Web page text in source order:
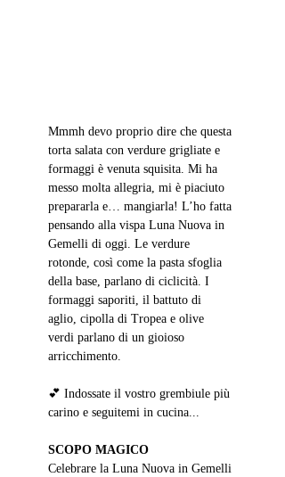
Mmmh devo proprio dire che questa
torta salata con verdure grigliate e
formaggi è venuta squisita. Mi ha
messo molta allegria, mi è piaciuto
prepararla e… mangiarla! L’ho fatta
pensando alla vispa Luna Nuova in
Gemelli di oggi. Le verdure
rotonde, così come la pasta sfoglia
della base, parlano di ciclicità. I
formaggi saporiti, il battuto di
aglio, cipolla di Tropea e olive
verdi parlano di un gioioso
arricchimento.
💕 Indossate il vostro grembiule più
carino e seguitemi in cucina...
SCOPO MAGICO
Celebrare la Luna Nuova in Gemelli